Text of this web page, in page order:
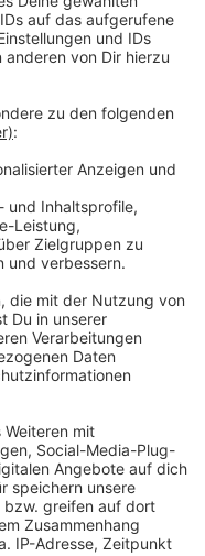
bald informiert.
erstattet.
Thema:
Jahr
und Eller